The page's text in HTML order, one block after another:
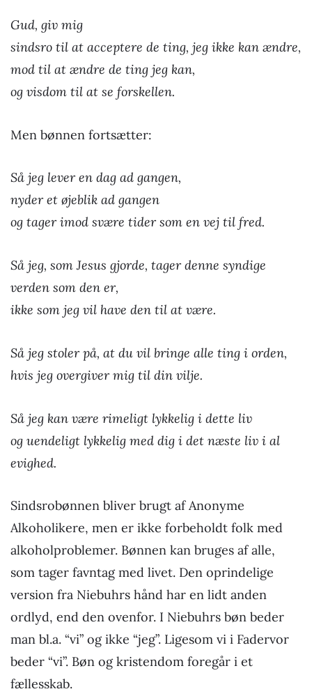
Gud, giv mig
sindsro til at acceptere de ting, jeg ikke kan ændre,
mod til at ændre de ting jeg kan,
og visdom til at se forskellen.
Men bønnen fortsætter:
Så jeg lever en dag ad gangen,
nyder et øjeblik ad gangen
og tager imod svære tider som en vej til fred.
Så jeg, som Jesus gjorde, tager denne syndige
verden som den er,
ikke som jeg vil have den til at være.
Så jeg stoler på, at du vil bringe alle ting i orden,
hvis jeg overgiver mig til din vilje.
Så jeg kan være rimeligt lykkelig i dette liv
og uendeligt lykkelig med dig i det næste liv i al
evighed.
Sindsrobønnen bliver brugt af Anonyme
Alkoholikere, men er ikke forbeholdt folk med
alkoholproblemer. Bønnen kan bruges af alle,
som tager favntag med livet. Den oprindelige
version fra Niebuhrs hånd har en lidt anden
ordlyd, end den ovenfor. I Niebuhrs bøn beder
man bl.a. “vi” og ikke “jeg”. Ligesom vi i Fadervor
beder “vi”. Bøn og kristendom foregår i et
fællesskab.